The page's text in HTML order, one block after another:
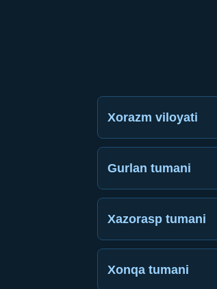
Xorazm viloyati
Gurlan tumani
Xazorasp tumani
Xonqa tumani